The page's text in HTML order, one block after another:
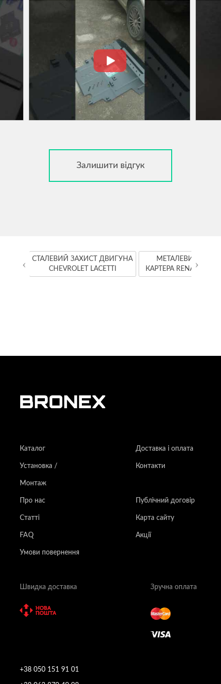
Залишити відгук
СТАЛЕВИЙ ЗАХИСТ ДВИГУНА
CHEVROLET LACETTI
МЕТАЛЕВИЙ
КАРТЕРА RENAULT
‹ ›
+38 050 151 91 01
Каталог Доставка і оплата
Установка /
Монтаж
Контакти
Про нас Публічний договір
Статті Карта сайту
FAQ Акції
Умови повернення
Швидка доставка Зручна оплата